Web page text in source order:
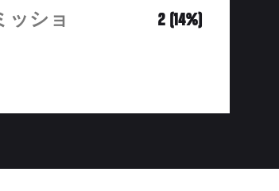
ッショ
2 (14%)